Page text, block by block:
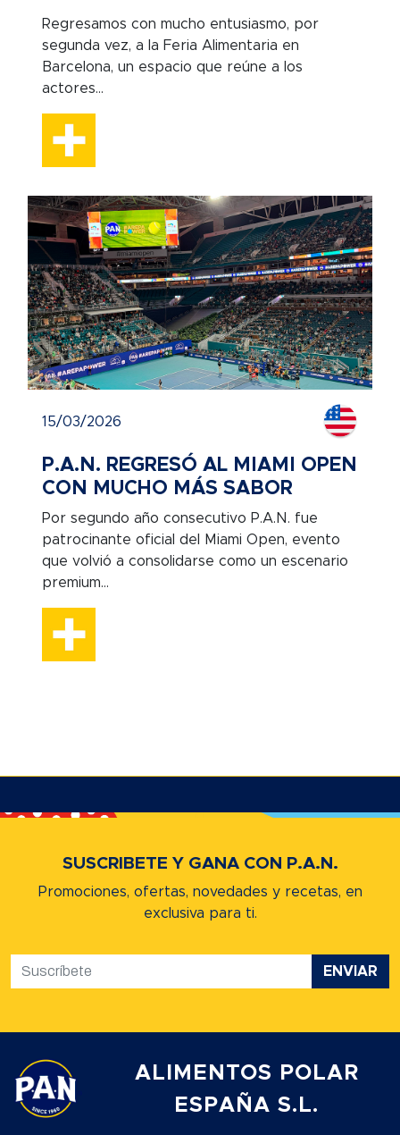
Regresamos con mucho entusiasmo, por
segunda vez, a la Feria Alimentaria en
Barcelona, un espacio que reúne a los
actores...
15/03/2026
P.A.N. REGRESÓ AL MIAMI OPEN
CON MUCHO MÁS SABOR
Por segundo año consecutivo P.A.N. fue
patrocinante oficial del Miami Open, evento
que volvió a consolidarse como un escenario
premium...
SUSCRIBETE Y GANA CON P.A.N.
Promociones, ofertas, novedades y recetas, en
exclusiva para ti.
ENVIAR
ALIMENTOS POLAR
ESPAÑA S.L.